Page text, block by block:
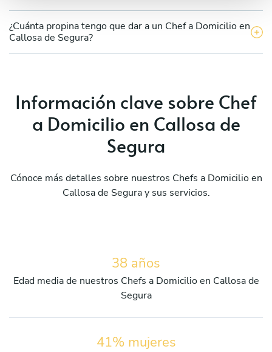
¿Cuánta propina tengo que dar a un Chef a Domicilio en
Callosa de Segura?
Información clave sobre Chef
a Domicilio en Callosa de
Segura
Cónoce más detalles sobre nuestros Chefs a Domicilio en
Callosa de Segura y sus servicios.
38 años
Edad media de nuestros Chefs a Domicilio en Callosa de
Segura
41% mujeres